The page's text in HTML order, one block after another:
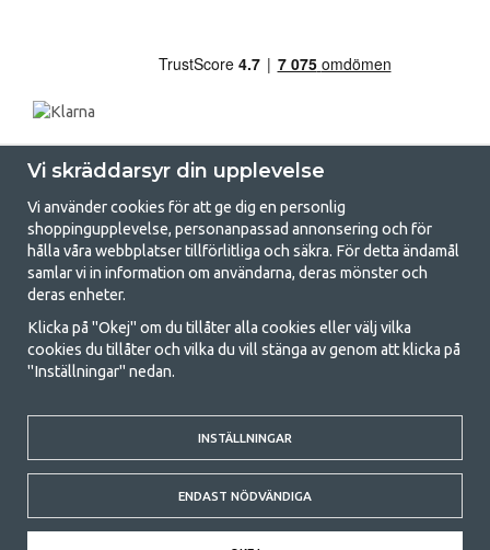
GetCamping.se - Din butik för camping
och uteliv
Att campa kan antingen vara en livsstil eller ett sätt att samla familjen
för ett gemensamt äventyr. Oavsett vilken kategori du tillhör hittar du
med att campa så därför erbjuder vi riktigt bra priser på familjetält,
husvagnstält och all annan utrustning för camping och friluftsliv. Vårt
mål är att i varje priskategori erbjuda den bästa campingutrustningen
gällande kvalitet och funktionalitet. Ta gärna kontakt med oss om det
är något du saknar eller vill veta mer om.
© 2020 GetCamping. All rights reserved.
Vi skräddarsyr din upplevelse
Vi använder cookies för att ge dig en personlig
shoppingupplevelse, personanpassad annonsering och för
hålla våra webbplatser tillförlitliga och säkra. För detta ändamål
samlar vi in information om användarna, deras mönster och
deras enheter.
Klicka på "Okej" om du tillåter alla cookies eller välj vilka
cookies du tillåter och vilka du vill stänga av genom att klicka på
"Inställningar" nedan.
INSTÄLLNINGAR
ENDAST NÖDVÄNDIGA